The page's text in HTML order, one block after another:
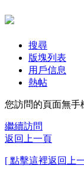
搜尋
版塊列表
用戶信息
熱帖
您訪問的頁面無手
繼續訪問
返回上一頁
[ 點擊這裡返回上